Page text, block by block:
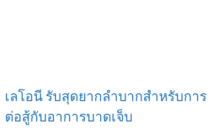
เลโอนี รับสุดยากลำบากสำหรับการ
ต่อสู้กับอาการบาดเจ็บ